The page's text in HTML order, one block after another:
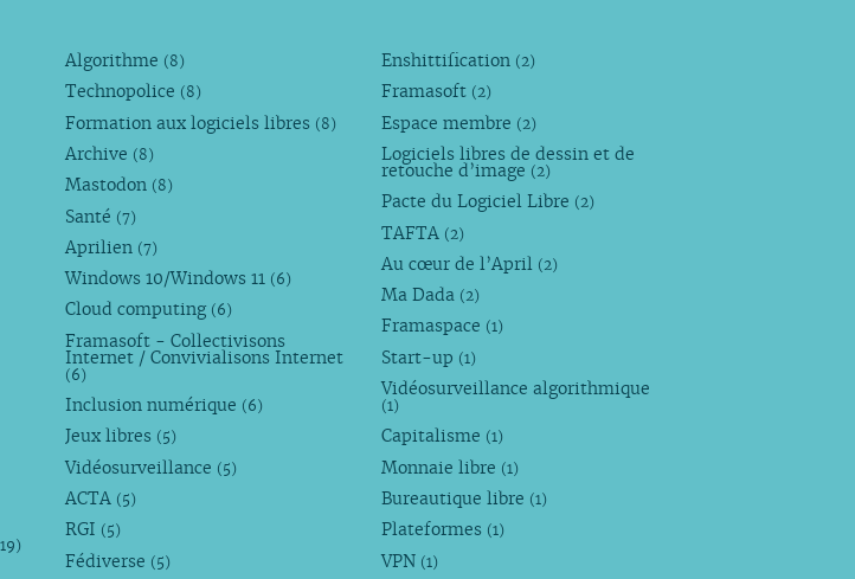
Algorithme (8)
Technopolice (8)
Formation aux logiciels libres (8)
Archive (8)
Mastodon (8)
Santé (7)
Aprilien (7)
Windows 10/Windows 11 (6)
Cloud computing (6)
Framasoft - Collectivisons
Internet / Convivialisons Internet
(6)
Inclusion numérique (6)
Jeux libres (5)
Vidéosurveillance (5)
ACTA (5)
RGI (5)
Fédiverse (5)
Enshittification (2)
Framasoft (2)
Espace membre (2)
Logiciels libres de dessin et de
retouche d’image (2)
Pacte du Logiciel Libre (2)
TAFTA (2)
Au cœur de l’April (2)
Ma Dada (2)
Framaspace (1)
Start-up (1)
Vidéosurveillance algorithmique
(1)
Capitalisme (1)
Monnaie libre (1)
Bureautique libre (1)
Plateformes (1)
VPN (1)